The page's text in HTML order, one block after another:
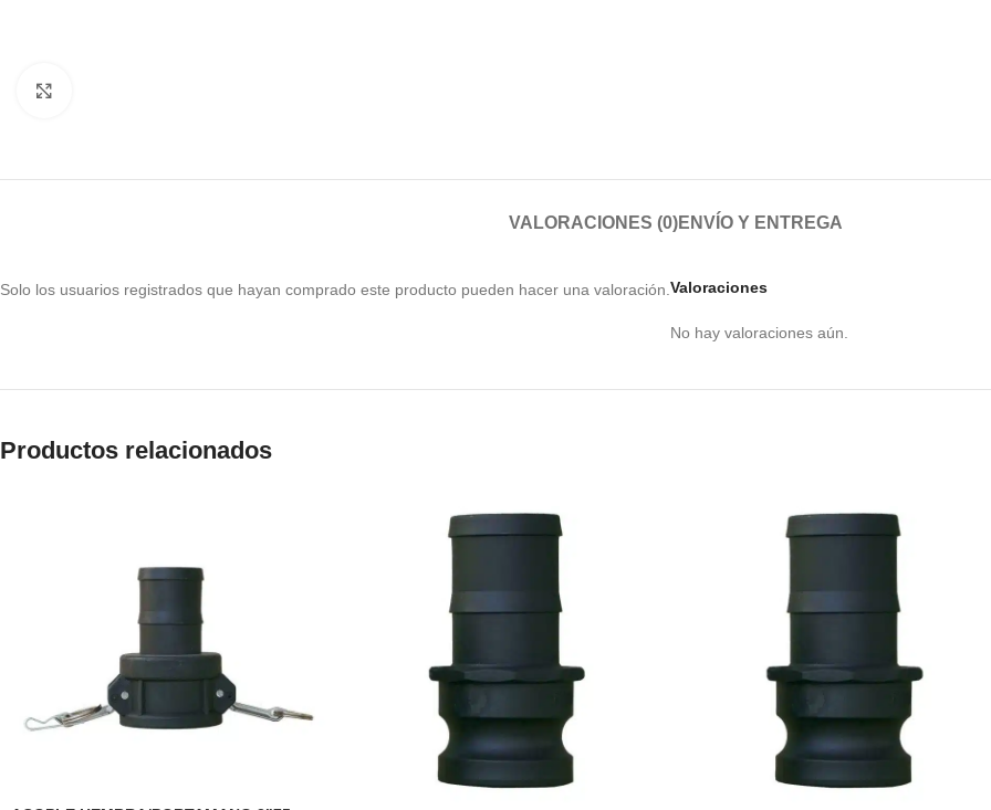
VALORACIONES (0)ENVÍO Y ENTREGA
Valoraciones
No hay valoraciones aún.
Solo los usuarios registrados que hayan comprado este producto pueden hacer una valoración.
Productos relacionados